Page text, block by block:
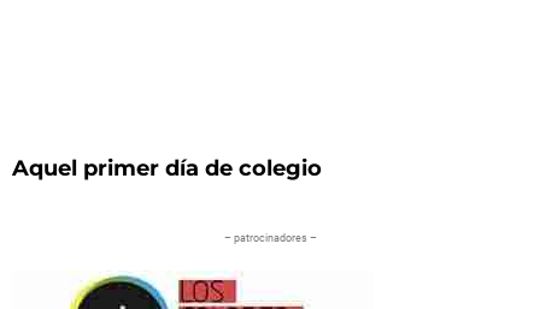
Aquel primer día de colegio
– patrocinadores –